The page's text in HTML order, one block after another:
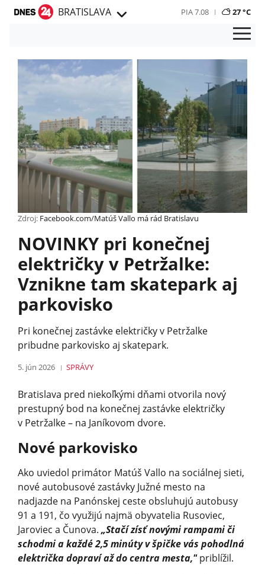
BRATISLAVA PIA 7.08 27 °C
Zdroj: Facebook.com/Matúš Vallo má rád Bratislavu
NOVINKY pri konečnej
električky v Petržalke:
Vznikne tam skatepark aj
parkovisko
Pri konečnej zastávke električky v Petržalke
pribudne parkovisko aj skatepark.
5. jún 2026 SPRÁVY
Bratislava pred niekoľkými dňami otvorila nový
prestupný bod na konečnej zastávke električky
v Petržalke – na Janíkovom dvore.
Nové parkovisko
Ako uviedol primátor Matúš Vallo na sociálnej sieti,
nové autobusové zastávky Južné mesto na
nadjazde na Panónskej ceste obsluhujú autobusy
91 a 191, čo využijú najmä obyvatelia Rusoviec,
Jaroviec a Čunova. „Stačí zísť novými rampami či
schodmi a každé 2,5 minúty v špičke vás pohodlná
električka dopraví až do centra mesta,"priblížil.